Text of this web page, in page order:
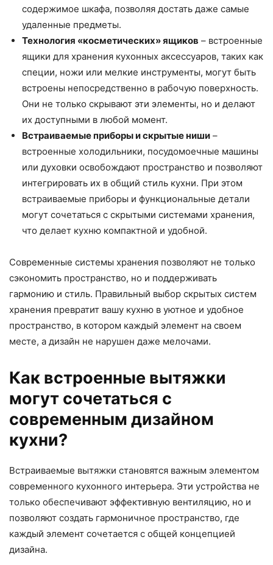
содержимое шкафа, позволяя достать даже самые
удаленные предметы.
Технология «косметических» ящиков – встроенные
ящики для хранения кухонных аксессуаров, таких как
специи, ножи или мелкие инструменты, могут быть
встроены непосредственно в рабочую поверхность.
Они не только скрывают эти элементы, но и делают
их доступными в любой момент.
Встраиваемые приборы и скрытые ниши –
встроенные холодильники, посудомоечные машины
или духовки освобождают пространство и позволяют
интегрировать их в общий стиль кухни. При этом
встраиваемые приборы и функциональные детали
могут сочетаться с скрытыми системами хранения,
что делает кухню компактной и удобной.
Современные системы хранения позволяют не только
сэкономить пространство, но и поддерживать
гармонию и стиль. Правильный выбор скрытых систем
хранения превратит вашу кухню в уютное и удобное
пространство, в котором каждый элемент на своем
месте, а дизайн не нарушен даже мелочами.
Как встроенные вытяжки
могут сочетаться с
современным дизайном
кухни?
Встраиваемые вытяжки становятся важным элементом
современного кухонного интерьера. Эти устройства не
только обеспечивают эффективную вентиляцию, но и
позволяют создать гармоничное пространство, где
каждый элемент сочетается с общей концепцией
дизайна.